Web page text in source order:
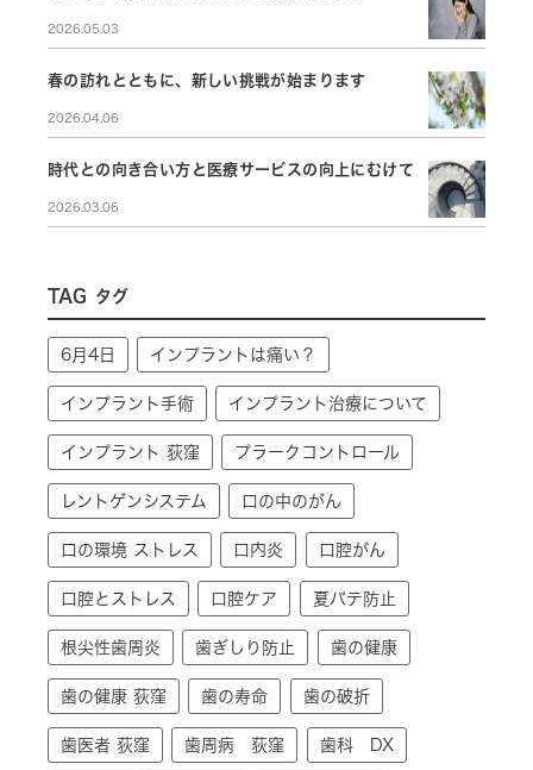
2026.05.03
春の訪れとともに、新しい挑戦が始まります
2026.04.06
時代との向き合い方と医療サービスの向上にむけて
2026.03.06
TAG タグ
6月4日 インプラントは痛い？
インプラント手術 インプラント治療について
インプラント 荻窪 プラークコントロール
レントゲンシステム 口の中のがん
口の環境 ストレス 口内炎 口腔がん
口腔とストレス 口腔ケア 夏バテ防止
根尖性歯周炎 歯ぎしり防止 歯の健康
歯の健康 荻窪 歯の寿命 歯の破折
歯医者 荻窪 歯周病 荻窪 歯科 DX